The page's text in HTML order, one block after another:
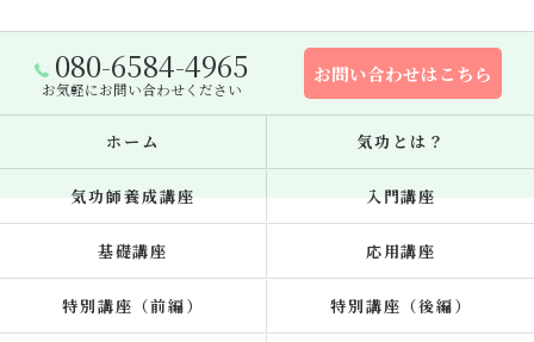
080-6584-4965
お気軽にお問い合わせください
お問い合わせはこちら
ホーム 気功とは？
気功師養成講座 入門講座
基礎講座 応用講座
特別講座（前編） 特別講座（後編）